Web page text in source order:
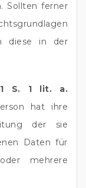
Sollten ferner
diese in der
1 S. 1 lit. a.
hat ihre
der sie
Daten für
mehrere